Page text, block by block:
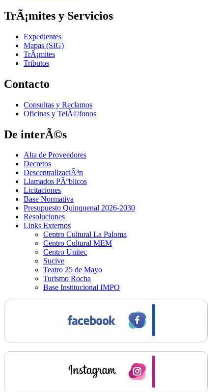
TrÃ¡mites y Servicios
Expedientes
Mapas (SIG)
TrÃ¡mites
Tributos
Contacto
Consultas y Reclamos
Oficinas y TelÃ©fonos
De interÃ©s
Alta de Proveedores
Decretos
DescentralizaciÃ³n
Llamados PÃºblicos
Licitaciones
Base Normativa
Presupuesto Quinquenal 2026-2030
Resoluciones
Links Externos
Centro Cultural La Paloma
Centro Cultural MEM
Centro Unitec
Sucive
Teatro 25 de Mayo
Turismo Rocha
Base Institucional IMPO